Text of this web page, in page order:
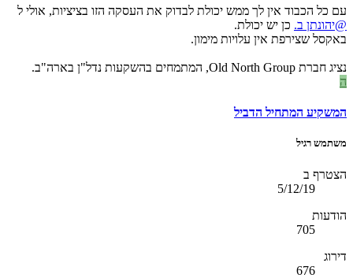
עם כל הכבוד אין לך ממש יכולת לבדוק את העסקה הזו בציציות, אולי ל
@יהונתן ב. כן יש יכולת.
באקסל שצירפת אין עלויות מימון.
נציג חברת Old North Group, המתמחים בהשקעות נדל"ן בארה"ב.
ה
המשקיע המתחיל הדביל
משתמש רגיל
הצטרף ב
5/12/19
הודעות
705
דירוג
676